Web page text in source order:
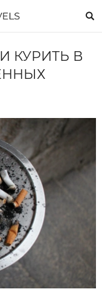
КУРИТЬ В